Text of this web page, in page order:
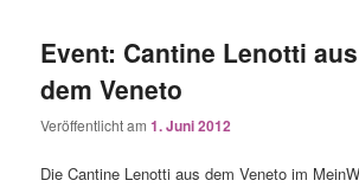
Event: Cantine Lenotti aus
dem Veneto
Veröffentlicht am1. Juni 2012
Die Cantine Lenotti aus dem Veneto im